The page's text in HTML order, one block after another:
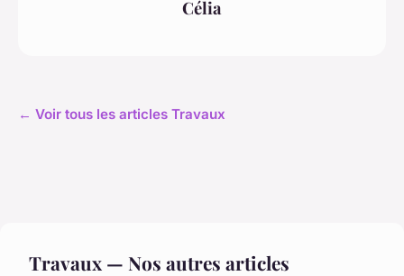
Célia
← Voir tous les articles Travaux
Travaux — Nos autres articles